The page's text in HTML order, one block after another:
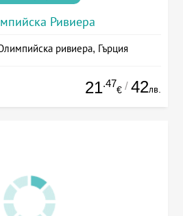
Ривиера
ривиера, Гърция
21.47
€ / 42лв.